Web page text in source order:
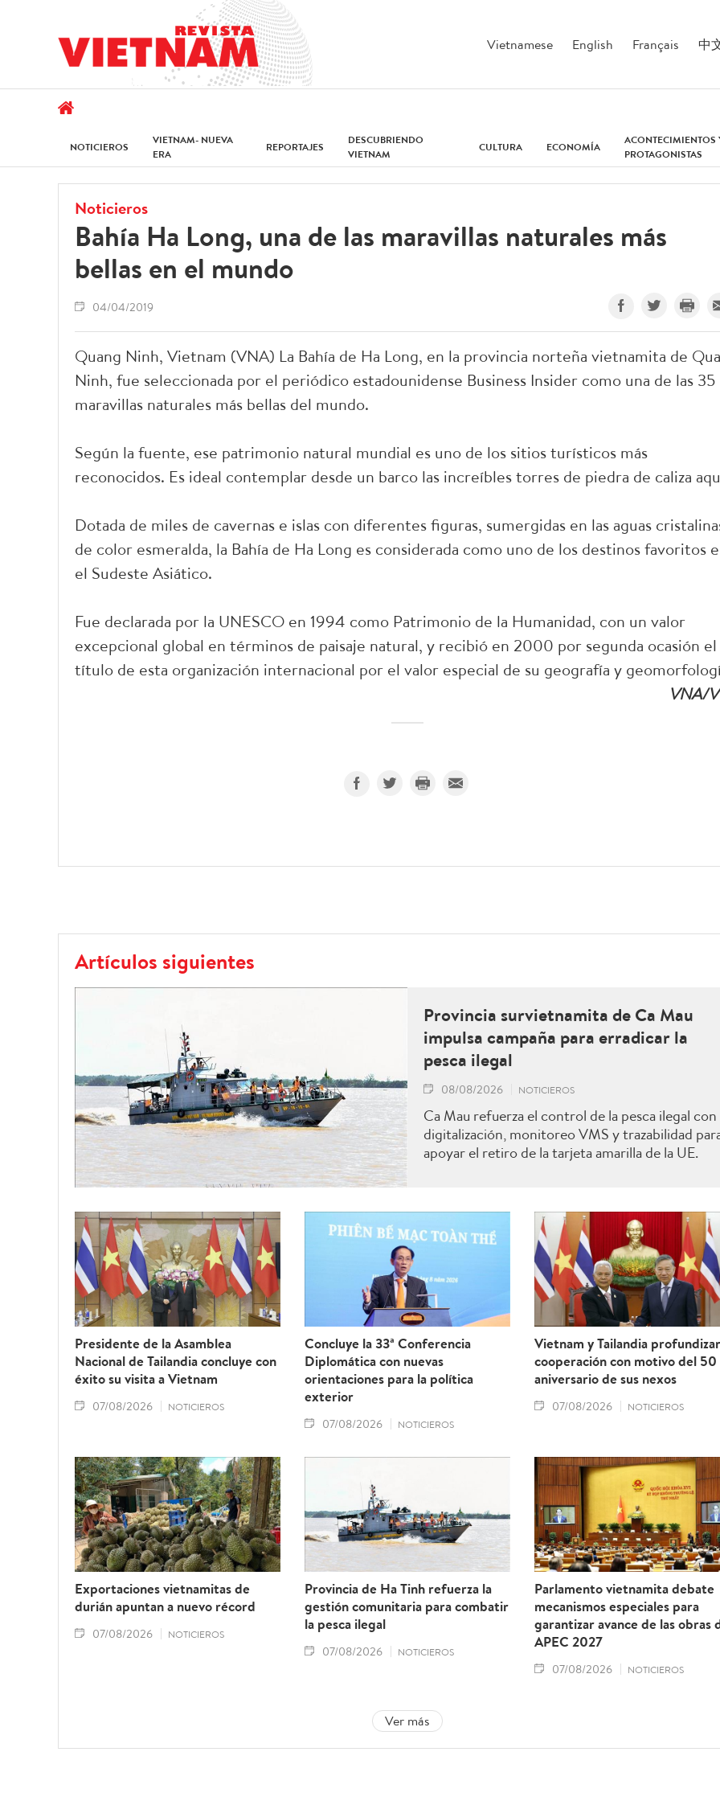
Vietnamese English Français 中
NOTICIEROS
VIETNAM- NUEVA
ERA
REPORTAJES
DESCUBRIENDO
VIETNAM
CULTURA ECONOMÍA
ACONTECIMIENTOS
PROTAGONISTAS
Noticieros
Bahía Ha Long, una de las maravillas naturales más
bellas en el mundo
04/04/2019
Quang Ninh, Vietnam (VNA) La Bahía de Ha Long, en la provincia norteña vietnamita de
Ninh, fue seleccionada por el periódico estadounidense Business Insider como una de las 35
maravillas naturales más bellas del mundo.
Según la fuente, ese patrimonio natural mundial es uno de los sitios turísticos más
reconocidos. Es ideal contemplar desde un barco las increíbles torres de piedra de caliza
Dotada de miles de cavernas e islas con diferentes figuras, sumergidas en las aguas
de color esmeralda, la Bahía de Ha Long es considerada como uno de los destinos favoritos
el Sudeste Asiático.
Fue declarada por la UNESCO en 1994 como Patrimonio de la Humanidad, con un valor
excepcional global en términos de paisaje natural, y recibió en 2000 por segunda ocasión el
título de esta organización internacional por el valor especial de su geografía y
VNA/
Artículos siguientes
Provincia survietnamita de Ca Mau
impulsa campaña para erradicar la
pesca ilegal
08/08/2026 NOTICIEROS
Ca Mau refuerza el control de la pesca ilegal con
digitalización, monitoreo VMS y trazabilidad
apoyar el retiro de la tarjeta amarilla de la UE.
Presidente de la Asamblea
Nacional de Tailandia concluye con
éxito su visita a Vietnam
07/08/2026 NOTICIEROS
Concluye la 33ª Conferencia
Diplomática con nuevas
orientaciones para la política
exterior
07/08/2026 NOTICIEROS
Vietnam y Tailandia
cooperación con motivo del 50
aniversario de sus nexos
07/08/2026 NOTICIEROS
Exportaciones vietnamitas de
durián apuntan a nuevo récord
07/08/2026 NOTICIEROS
Provincia de Ha Tinh refuerza la
gestión comunitaria para combatir
la pesca ilegal
07/08/2026 NOTICIEROS
Parlamento vietnamita debate
mecanismos especiales para
garantizar avance de las obras
APEC 2027
07/08/2026 NOTICIEROS
Ver más